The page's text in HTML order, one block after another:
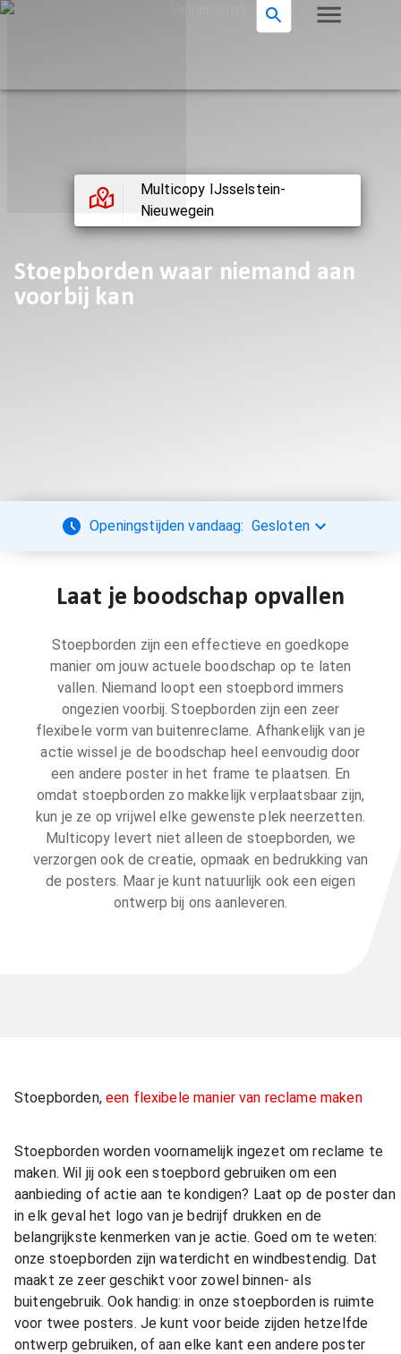
Multicopy IJsselstein-
Nieuwegein
Stoepborden waar niemand aan
voorbij kan
Openingstijden vandaag: Gesloten
Laat je boodschap opvallen
Stoepborden zijn een effectieve en goedkope
manier om jouw actuele boodschap op te laten
vallen. Niemand loopt een stoepbord immers
ongezien voorbij. Stoepborden zijn een zeer
flexibele vorm van buitenreclame. Afhankelijk van je
actie wissel je de boodschap heel eenvoudig door
een andere poster in het frame te plaatsen. En
omdat stoepborden zo makkelijk verplaatsbaar zijn,
kun je ze op vrijwel elke gewenste plek neerzetten.
Multicopy levert niet alleen de stoepborden, we
verzorgen ook de creatie, opmaak en bedrukking van
de posters. Maar je kunt natuurlijk ook een eigen
ontwerp bij ons aanleveren.
Stoepborden, een flexibele manier van reclame maken
Stoepborden worden voornamelijk ingezet om reclame te
maken. Wil jij ook een stoepbord gebruiken om een
aanbieding of actie aan te kondigen? Laat op de poster dan
in elk geval het logo van je bedrijf drukken en de
belangrijkste kenmerken van je actie. Goed om te weten:
onze stoepborden zijn waterdicht en windbestendig. Dat
maakt ze zeer geschikt voor zowel binnen- als
buitengebruik. Ook handig: in onze stoepborden is ruimte
voor twee posters. Je kunt voor beide zijden hetzelfde
ontwerp gebruiken, of aan elke kant een andere poster